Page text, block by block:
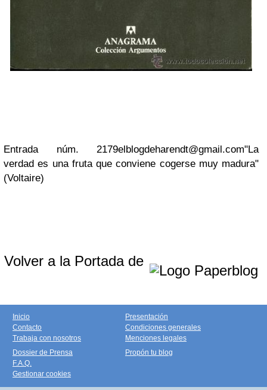
Entrada núm. 2179elblogdeharendt@gmail.com"La
verdad es una fruta que conviene cogerse muy madura"
(Voltaire)
Volver a la Portada de
Inicio
Contacto
Trabaja con nosotros
Presentación
Condiciones generales
Menciones legales
Dossier de Prensa
F.A.Q.
Gestionar cookies
Propón tu blog